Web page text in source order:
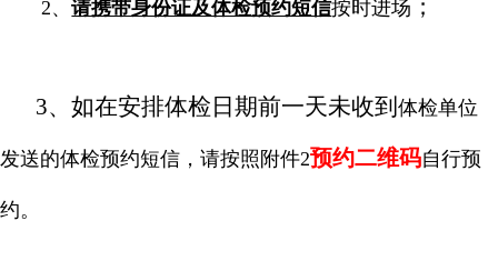
2、请携带身份证及体检预约短信按时进场 ；
3、如在安排体检日期前一天未收到体检单位
发送的体检预约短信，请按照附件2预约二维码自行预
约。